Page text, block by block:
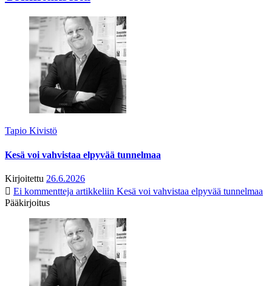
Tapio Kivistö
Kesä voi vahvistaa elpyvää tunnelmaa
Kirjoitettu 26.6.2026
Ei kommentteja artikkeliin Kesä voi vahvistaa elpyvää tunnelmaa
Pääkirjoitus